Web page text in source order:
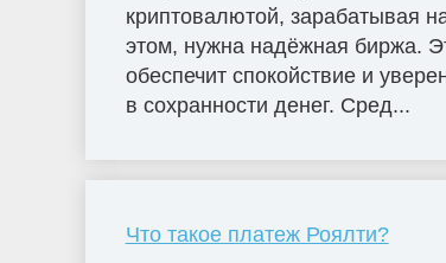
криптовалютой, зарабатывая
этом, нужна надёжная биржа.
обеспечит спокойствие и
в сохранности денег. Сред...
Что такое платеж Роялти?